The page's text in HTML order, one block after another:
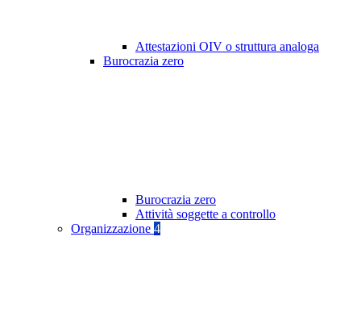
Attestazioni OIV o struttura analoga
Burocrazia zero
Burocrazia zero
Attività soggette a controllo
Organizzazione 4